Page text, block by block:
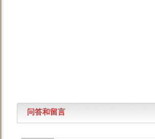
问答和留言